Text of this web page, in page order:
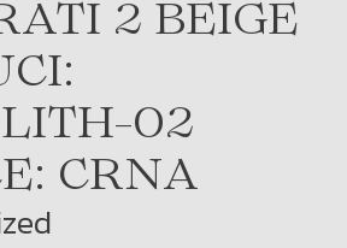
2 BEIGE
02
CRNA